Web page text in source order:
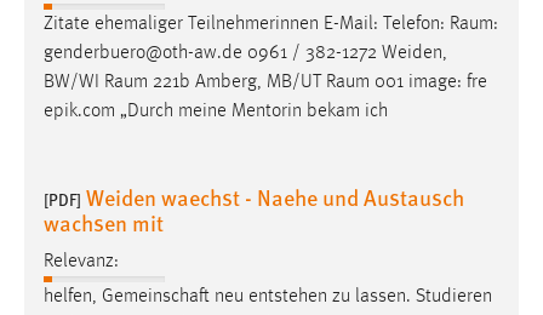
Zitate ehemaliger Teilnehmerinnen E-Mail: Telefon: Raum:
genderbuero@oth-aw.de 0961 / 382-1272 Weiden,
BW/WI
Raum 221b Amberg, MB/UT Raum 001 image: fre
epik.com „Durch meine Mentorin bekam ich
[PDF] Weiden waechst - Naehe und Austausch
wachsen mit
Relevanz:
helfen, Gemeinschaft neu entstehen zu lassen. Studieren
Name:
MibewSessionID, MIBEW_UserID, mibew_locale, mibew-
chat-frame-style-5e9dbeb1811c0446
Zweck:
Cookie Laufzeit:
MibewSessionID, mibew-chat-frame-style-
Jahre, MIBEW_UserID = 1 Jahr